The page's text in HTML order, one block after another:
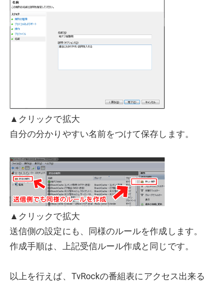
▲クリックで拡大
自分の分かりやすい名前をつけて保存します。
▲クリックで拡大
送信側の設定にも、同様のルールを作成します。
作成手順は、上記受信ルール作成と同じです。
以上を行えば、TvRockの番組表にアクセス出来る